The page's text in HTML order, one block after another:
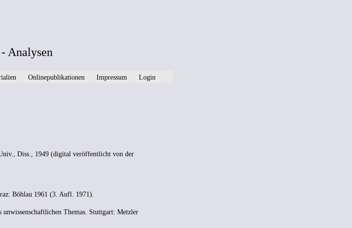
Analysen
Onlinepublikationen Impressum Login
Diss., 1949 (digital veröffentlicht von der
Böhlau 1961 (3. Aufl. 1971).
Themas. Stuttgart: Metzler